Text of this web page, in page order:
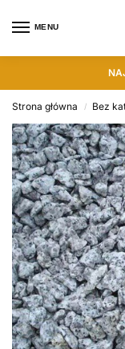
MENU
Strona główna / Bez